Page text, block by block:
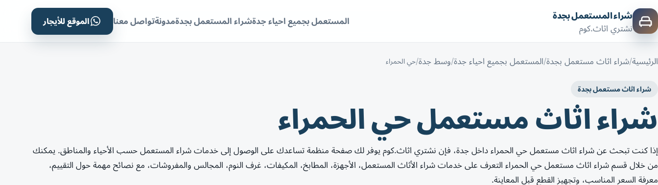
شراء المستعمل بجدة
نشتري اثاث.كوم
المستعمل بجميع احياء جدةشراء المستعمل بجدةمدونةتواصل معنا الموقع للأيجار
الرئيسية شراء اثاث مستعمل بجدة المستعمل بجميع احياء جدة وسط جدة حي الحمراء
شراء اثاث مستعمل بجدة
شراء اثاث مستعمل حي الحمراء
إذا كنت تبحث عن شراء اثاث مستعمل حي الحمراء داخل جدة، فإن نشتري اثاث.كوم يوفر لك صفحة منظمة تساعدك على الوصول إلى خدمات شراء المستعمل حسب الأحياء والمناطق. يمكنك
من خلال قسم شراء اثاث مستعمل حي الحمراء التعرف على خدمات شراء الأثاث المستعمل، الأجهزة، المطابخ، المكيفات، غرف النوم، المجالس والمفروشات، مع نصائح مهمة حول التقييم،
معرفة السعر المناسب، وتجهيز القطع قبل المعاينة.